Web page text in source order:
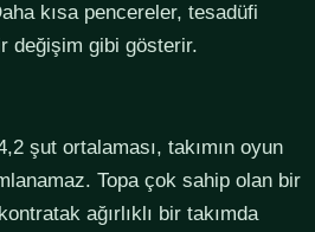
kısa pencereler, tesadüfi
değişim gibi gösterir.
şut ortalaması, takımın oyun
Topa çok sahip olan bir
ağırlıklı bir takımda